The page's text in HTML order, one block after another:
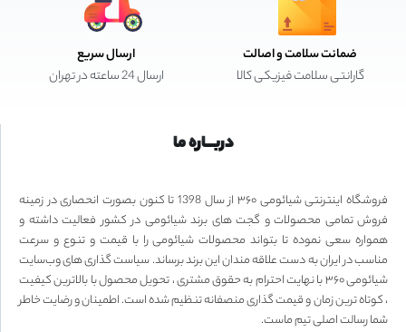
ضمانت سلامت و اصالت
گارانتی سلامت فیزیکی کالا
ارسال سریع
ارسال 24 ساعته در تهران
دربـــاره ما
فروشگاه اینترنتی شیائومی ۳۶۰ از سال 1398 تا کنون بصورت انحصاری در زمینه
فروش تمامی محصولات و گجت های برند شیائومی در کشور فعالیت داشته و
همواره سعی نموده تا بتواند محصولات شیائومی را با قیمت و تنوع و سرعت
مناسب در ایران به دست علاقه مندان این برند برساند. سیاست گذاری های وب‌سایت
شیائومی ۳۶۰ با نهایت احترام به حقوق مشتری ، تحویل محصول با بالاترین کیفیت
، کوتاه ترین زمان و قیمت گذاری منصفانه تنظیم شده است. اطمینان و رضایت خاطر
شما رسالت اصلی تیم ماست.